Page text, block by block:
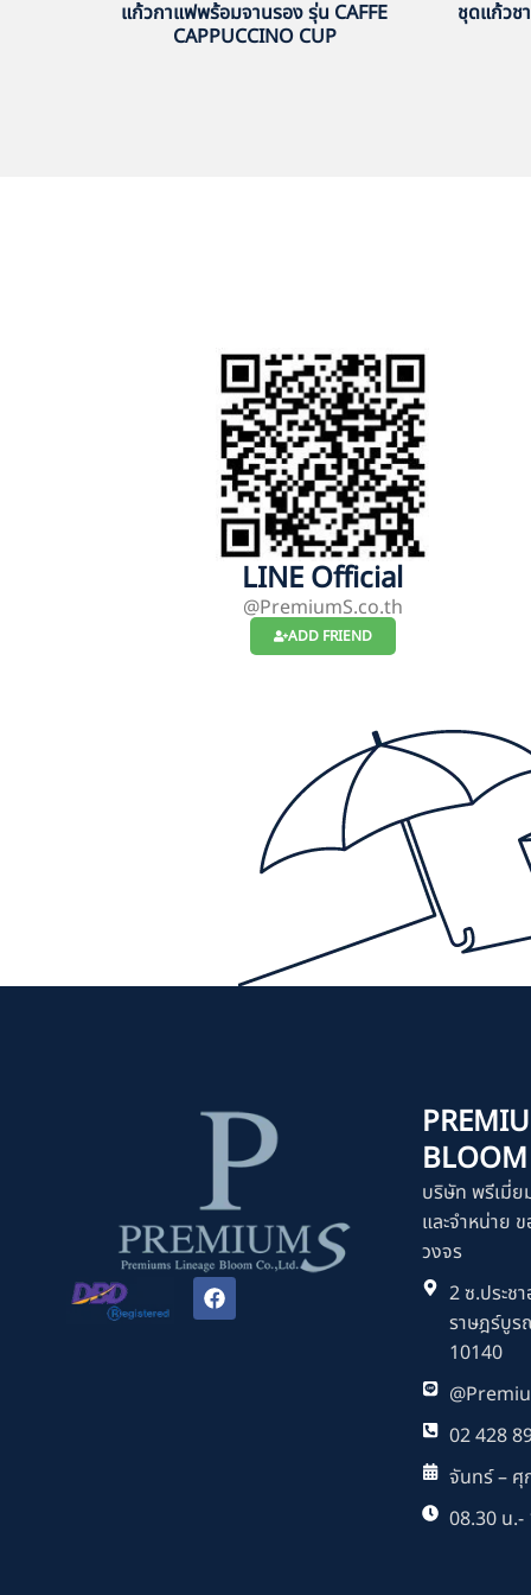
แก้วกาแฟพร้อมจานรอง รุ่น CAFFE
CAPPUCCINO CUP
ชุดแก้วช
LINE Official
@PremiumS.co.th
ADD FRIEND
F
a
c
บริษัท พรีเมี่ย
และจำหน่าย
วงจร
2 ซ.ประช
ราษฎร์บูร
10140
02 428
จันทร์ – ศุ
08.30 น.-